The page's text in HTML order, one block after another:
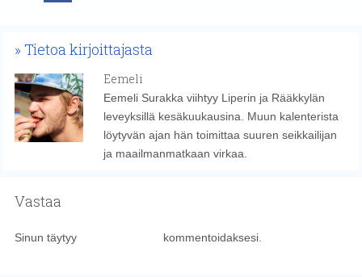
Tietoa kirjoittajasta
Eemeli
Eemeli Surakka viihtyy Liperin ja Rääkkylän
leveyksillä kesäkuukausina. Muun kalenterista
löytyvän ajan hän toimittaa suuren seikkailijan
ja maailmanmatkaan virkaa.
Vastaa
Sinun täytyy kommentoidaksesi.